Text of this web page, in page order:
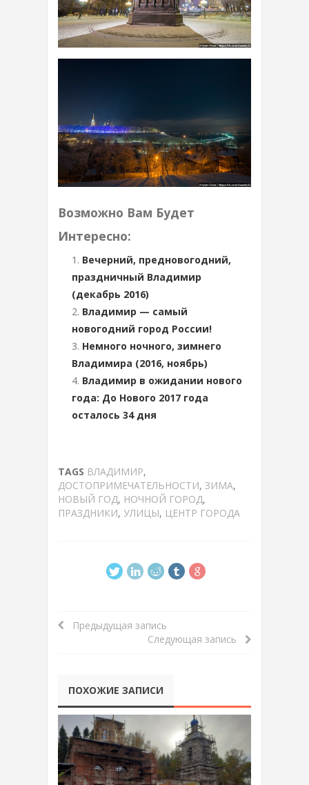
Возможно Вам Будет
Интересно:
Вечерний, предновогодний,
праздничный Владимир
(декабрь 2016)
Владимир — самый
новогодний город России!
Немного ночного, зимнего
Владимира (2016, ноябрь)
Владимир в ожидании нового
года: До Нового 2017 года
осталось 34 дня
TAGS ВЛАДИМИР,
ДОСТОПРИМЕЧАТЕЛЬНОСТИ, ЗИМА,
НОВЫЙ ГОД, НОЧНОЙ ГОРОД,
ПРАЗДНИКИ, УЛИЦЫ, ЦЕНТР ГОРОДА
Предыдущая запись
Следующая запись
ПОХОЖИЕ ЗАПИСИ